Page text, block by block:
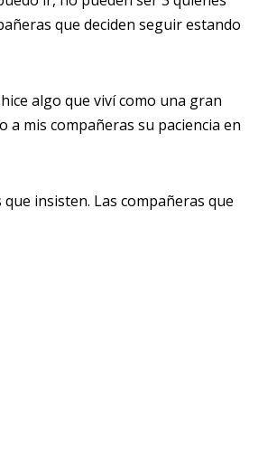
que deciden seguir estando
algo que viví como una gran
a mis compañeras su paciencia en
insisten. Las compañeras que